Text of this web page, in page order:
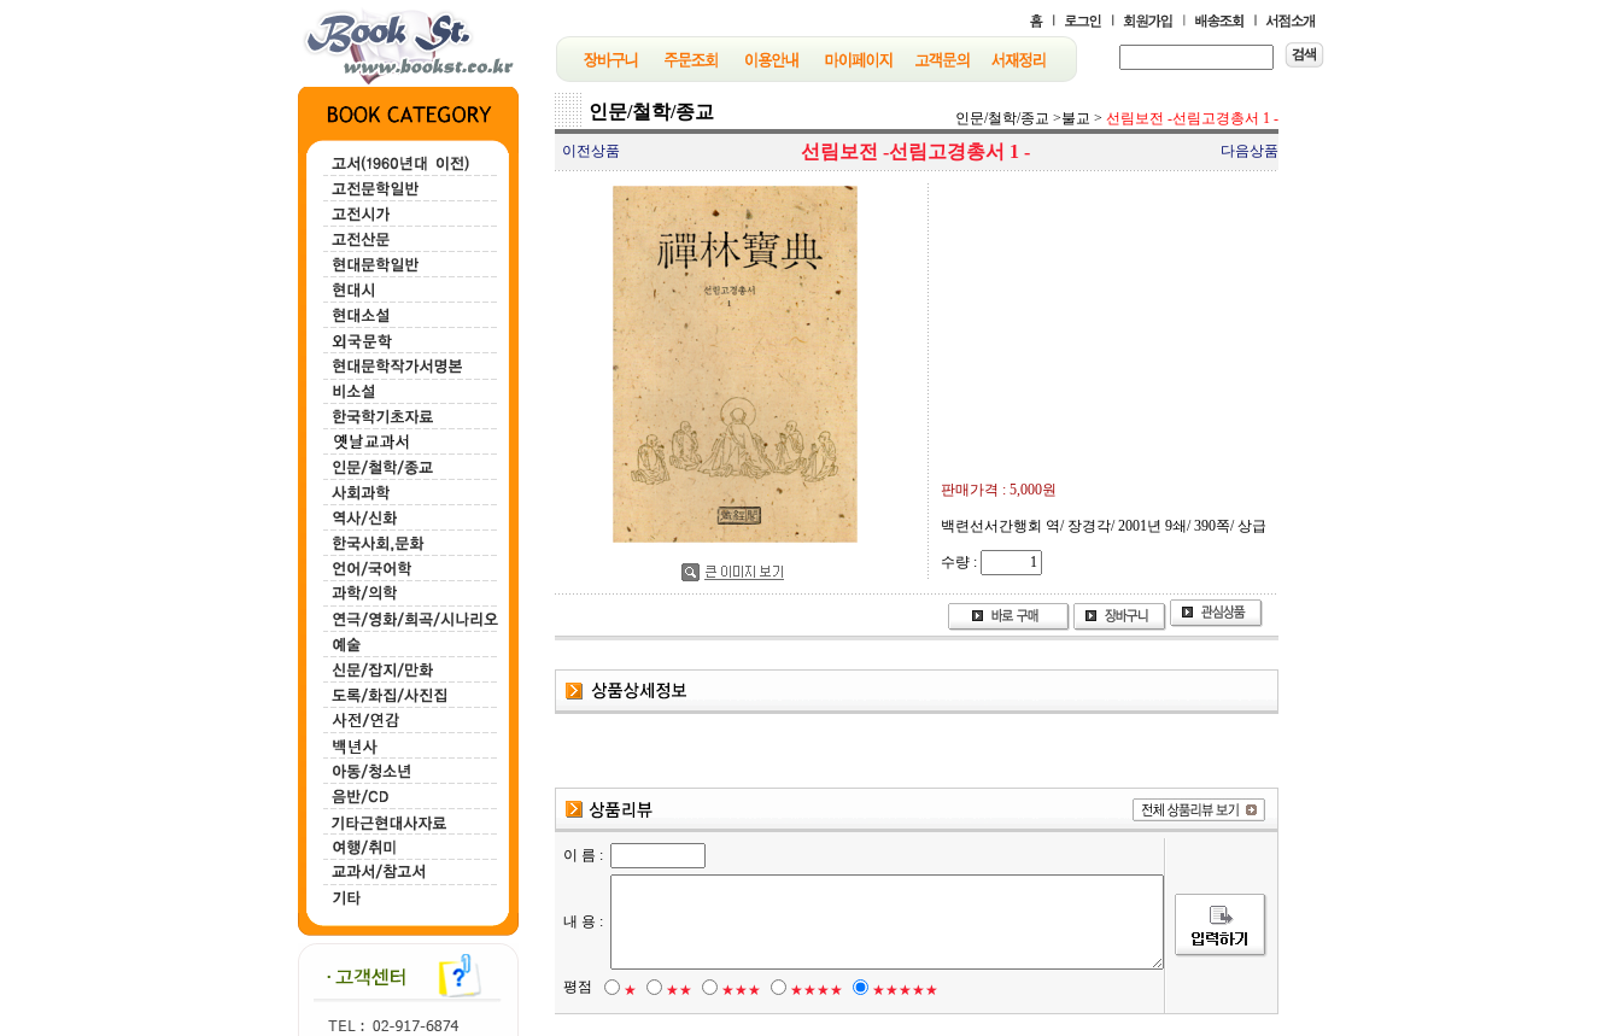
인문/철학/종교 인문/철학/종교 >불교 > 선림보전 -선림고경총서 1 -
이전상품
선림보전 -선림고경총서 1 - 다음상품
판매가격 : 5,000원
백련선서간행회 역/ 장경각/ 2001년 9쇄/ 390쪽/ 상급
수량 :
이 름 :
내 용 :
평점 ★ ★★ ★★★ ★★★★ ★★★★★